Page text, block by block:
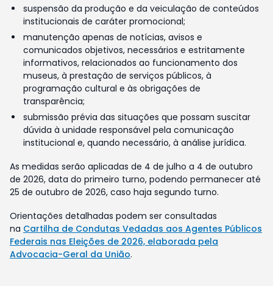
suspensão da produção e da veiculação de conteúdos
institucionais de caráter promocional;
manutenção apenas de notícias, avisos e
comunicados objetivos, necessários e estritamente
informativos, relacionados ao funcionamento dos
museus, à prestação de serviços públicos, à
programação cultural e às obrigações de
transparência;
submissão prévia das situações que possam suscitar
dúvida à unidade responsável pela comunicação
institucional e, quando necessário, à análise jurídica.
As medidas serão aplicadas de 4 de julho a 4 de outubro
de 2026, data do primeiro turno, podendo permanecer até
25 de outubro de 2026, caso haja segundo turno.
Orientações detalhadas podem ser consultadas
na Cartilha de Condutas Vedadas aos Agentes Públicos
Federais nas Eleições de 2026, elaborada pela
Advocacia-Geral da União.